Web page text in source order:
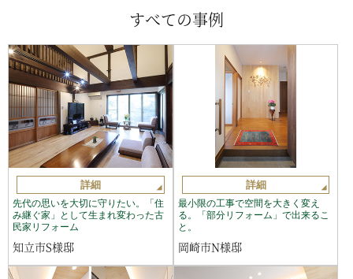
すべての事例
詳細
先代の思いを大切に守りたい。「住
み継ぐ家」として生まれ変わった古
民家リフォーム
知立市S様邸
詳細
最小限の工事で空間を大きく変え
る。「部分リフォーム」で出来るこ
と。
岡崎市N様邸